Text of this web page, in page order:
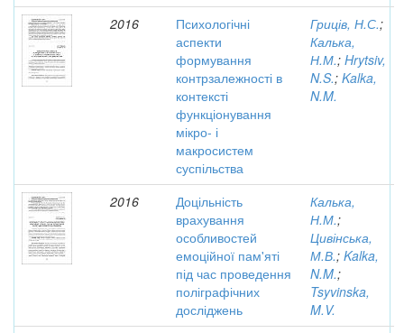
2016
Психологічні
аспекти
формування
контрзалежності в
контексті
функціонування
мікро- і
макросистем
суспільства
Гриців, Н.С.;
Калька,
Н.М.; Hrytsiv,
N.S.; Kalka,
N.M.
2016
Доцільність
врахування
особливостей
емоційної пам'яті
під час проведення
поліграфічних
досліджень
Калька,
Н.М.;
Цивінська,
М.В.; Kalka,
N.M.;
Tsyvinska,
M.V.